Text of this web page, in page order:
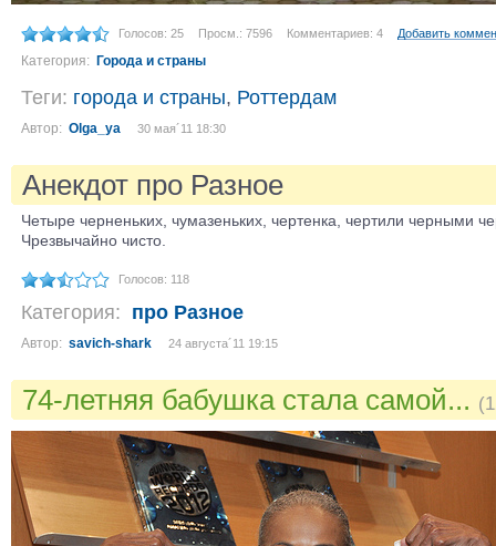
Голосов: 25 Просм.: 7596 Комментариев: 4 Добавить
Категория: Города и страны
Теги: города и страны, Роттердам
Автор: Olga_ya 30 мая´11 18:30
Анекдот про Разное
Четыре черненьких, чумазеньких, чертенка, чертили черными
Чрезвычайно чисто.
Голосов: 118
Категория: про Разное
Автор: savich-shark 24 августа´11 19:15
74-летняя бабушка стала самой...